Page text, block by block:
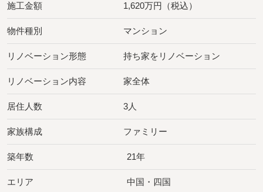
施工金額 1,620万円（税込）
物件種別 マンション
リノベーション形態 持ち家をリノベーション
リノベーション内容 家全体
居住人数 3人
家族構成 ファミリー
築年数 21年
エリア 中国・四国